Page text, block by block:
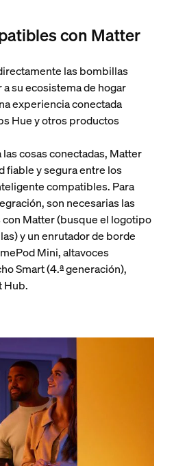
con Matter
las bombillas
su ecosistema de hogar
experiencia conectada
Hue y otros productos
cosas conectadas, Matter
y segura entre los
compatibles. Para
son necesarias las
Matter (busque el logotipo
y un enrutador de borde
Mini, altavoces
Smart (4.ª generación),
Hub.